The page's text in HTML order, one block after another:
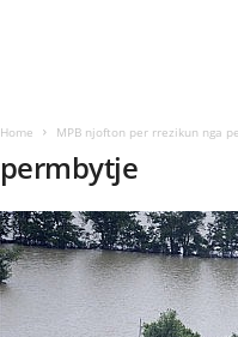
Home MPB njofton per rrezikun nga
permbytje